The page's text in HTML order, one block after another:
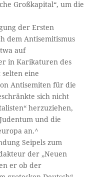
Großkapital“, um die
der Ersten
dem Antisemitismus
auf
in Karikaturen des
eine
Antisemiten für die
sich nicht
herzuziehen,
und die
an.^
Seipels zum
der „Neuen
er ob der